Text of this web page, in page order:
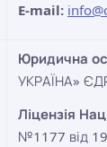
E-mail:
Юридична
УКРАЇНА»
Ліцензія
№1177 від